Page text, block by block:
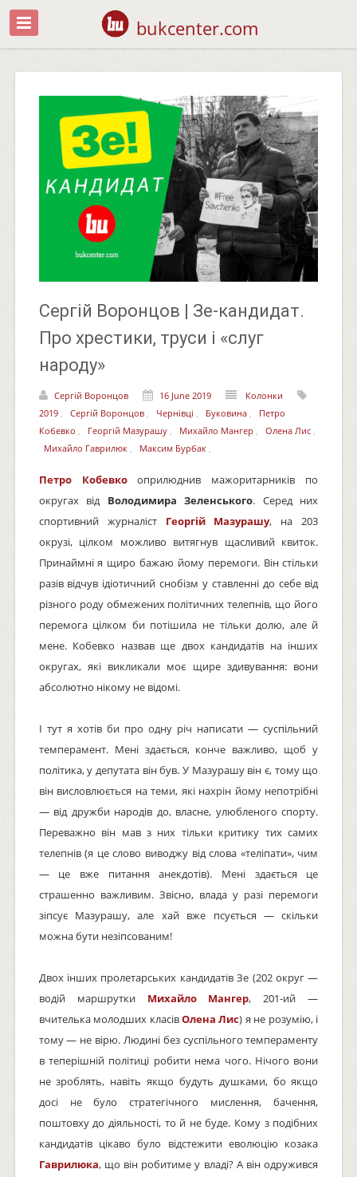
bukcenter.com
Сергій Воронцов | Зе-кандидат.
Про хрестики, труси і «слуг
народу»
Сергій Воронцов 16 June 2019
Колонки
2019, Сергій Воронцов, Чернівці , Буковина, Петро
Кобевко , Георгій Мазурашу, Михайло Мангер , Олена Лис,
Михайло Гаврилюк, Максим Бурбак,
Петро Кобевкооприлюднив мажоритарників по
округах від Володимира Зеленського. Серед них
спортивний журналіст Георгій Мазурашу, на 203
окрузі, цілком можливо витягнув щасливий квиток.
Принаймні я щиро бажаю йому перемоги. Він стільки
разів відчув ідіотичний снобізм у ставленні до себе від
різного роду обмежених політичних телепнів, що його
перемога цілком би потішила не тільки долю, але й
мене. Кобевко назвав ще двох кандидатів на інших
округах, які викликали моє щире здивування: вони
абсолютно нікому не відомі.
І тут я хотів би про одну річ написати — суспільний
темперамент. Мені здається, конче важливо, щоб у
політика, у депутата він був. У Мазурашу він є, тому що
він висловлюється на теми, які нахрін йому непотрібні
— від дружби народів до, власне, улюбленого спорту.
Переважно він мав з них тільки критику тих самих
телепнів (я це слово виводжу від слова «теліпати», чим
— це вже питання анекдотів). Мені здається це
страшенно важливим. Звісно, влада у разі перемоги
зіпсує Мазурашу, але хай вже псується — скільки
можна бути незіпсованим!
Двох інших пролетарських кандидатів Зе (202 округ —
водій маршрутки Михайло Мангер, 201-ий —
вчителька молодших класівОлена Лис) я не розумію, і
тому — не вірю. Людині без суспільного темпераменту
в теперішній політиці робити нема чого. Нічого вони
не зроблять, навіть якщо будуть душками, бо якщо
досі не було стратегічного мислення, бачення,
поштовху до діяльності, то й не буде. Кому з подібних
кандидатів цікаво було відстежити еволюцію козака
Гаврилюка, що він робитиме у владі? А він одружився